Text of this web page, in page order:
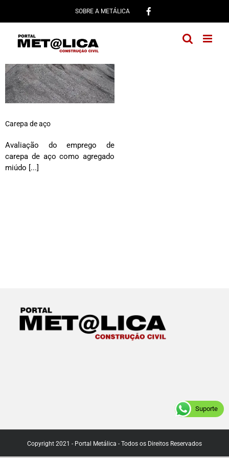
conteúdo
SOBRE A METÁLICA
Carepa de aço
Avaliação do emprego de
carepa de aço como agregado
miúdo [...]
Copyright 2021 - Portal Metálica - Todos os Direitos Reservados
Suporte